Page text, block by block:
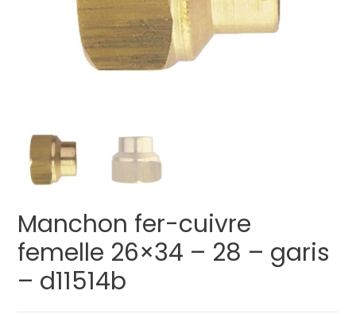
Manchon fer-cuivre
femelle 26×34 – 28 – garis
– d11514b